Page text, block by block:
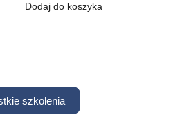
Dodaj do koszyka
szkolenia